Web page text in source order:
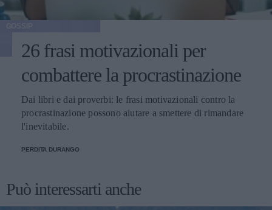
26 frasi motivazionali per
combattere la procrastinazione
Dai libri e dai proverbi: le frasi motivazionali contro la
procrastinazione possono aiutare a smettere di rimandare
l'inevitabile.
PERDITA DURANGO
Può interessarti anche